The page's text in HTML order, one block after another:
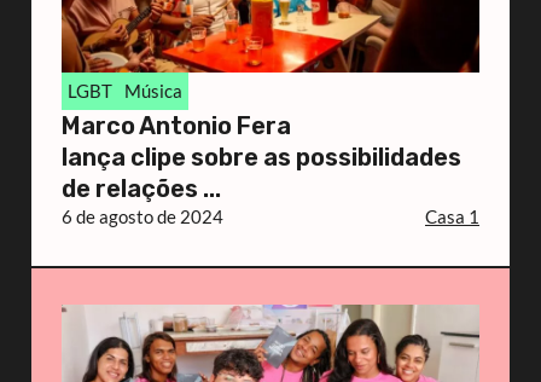
LGBT Música
Marco Antonio Fera
lança clipe sobre as possibilidades
de relações ...
6 de agosto de 2024 Casa 1